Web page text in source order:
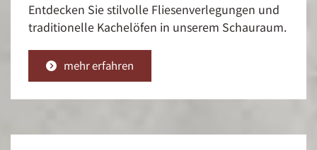
Entdecken Sie stilvolle Fliesenverlegungen und
traditionelle Kachelöfen in unserem Schauraum.
mehr erfahren